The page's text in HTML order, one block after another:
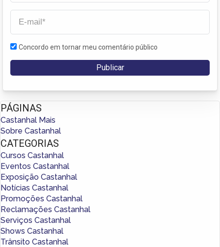
Concordo em tornar meu comentário público
PÁGINAS
Castanhal Mais
Sobre Castanhal
CATEGORIAS
Cursos Castanhal
Eventos Castanhal
Exposição Castanhal
Notícias Castanhal
Promoções Castanhal
Reclamações Castanhal
Serviços Castanhal
Shows Castanhal
Trânsito Castanhal